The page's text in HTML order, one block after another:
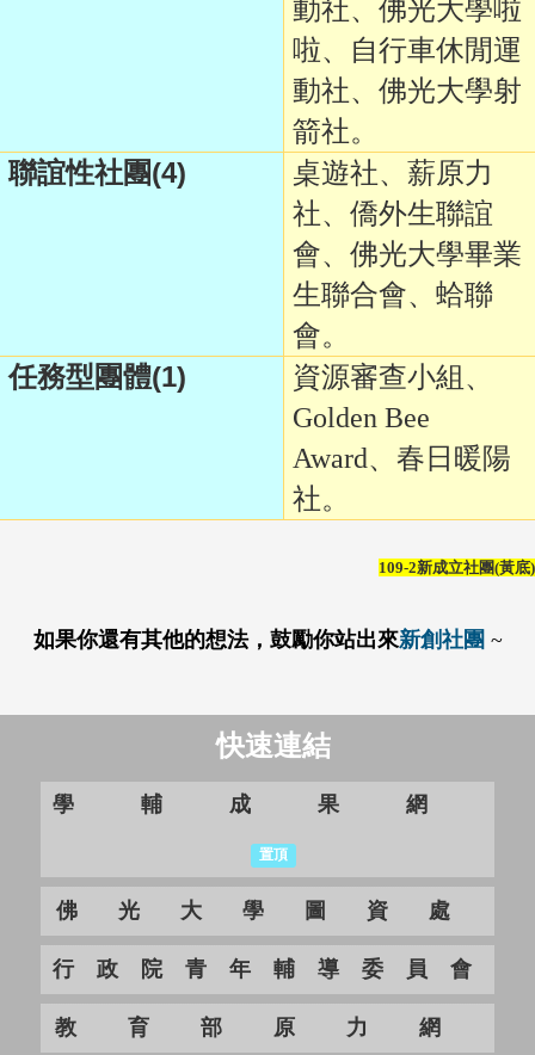
動社、佛光大學啦
啦、自行車休閒運
動社、佛光大學射
箭社。
聯誼性社團(4)
桌遊社、薪原力
社、僑外生聯誼
會、佛光大學畢業
生聯合會、蛤聯
會。
任務型團體(1)
資源審查小組、
Golden Bee
Award、春日暖陽
社。
109-2新成立社團(黃底)
如果你還有其他的想法， 鼓勵你站出來新創社團 ~
快速連結
學輔成果網
置頂
佛光大學圖資處
行政院青年輔導委員會
教育部原力網